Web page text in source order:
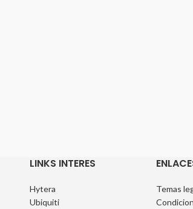
LINKS INTERES
Hytera
Ubiquiti
Temas